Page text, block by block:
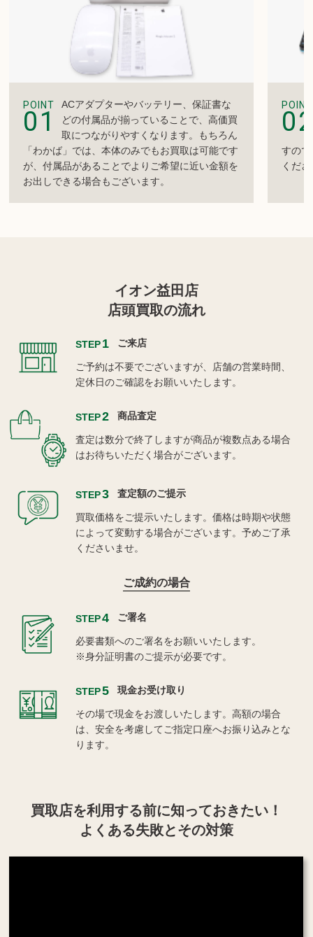
POINT
01
ACアダプターやバッテリー、保証書な
どの付属品が揃っていることで、高価買
取につながりやすくなります。もちろん
「わかば」では、本体のみでもお買取は可能です
が、付属品があることでよりご希望に近い金額を
お出しできる場合もございます。
POINT
すの
くだ
イオン益田店
店頭買取の流れ
STEP1 ご来店
ご予約は不要でございますが、店舗の営業時間、
定休日のご確認をお願いいたします。
STEP2 商品査定
査定は数分で終了しますが商品が複数点ある場合
はお待ちいただく場合がございます。
STEP3 査定額のご提示
買取価格をご提示いたします。価格は時期や状態
によって変動する場合がございます。予めご了承
くださいませ。
ご成約の場合
STEP4 ご署名
必要書類へのご署名をお願いいたします。
※身分証明書のご提示が必要です。
STEP5 現金お受け取り
その場で現金をお渡しいたします。高額の場合
は、安全を考慮してご指定口座へお振り込みとな
ります。
買取店を利用する前に知っておきたい！
よくある失敗とその対策